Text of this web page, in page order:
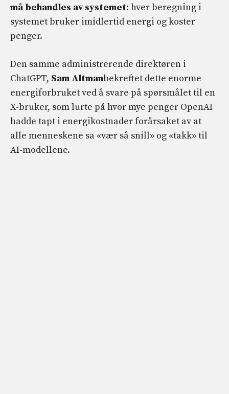
må behandles av systemet: hver beregning i
systemet bruker imidlertid energi og koster
penger.
Den samme administrerende direktøren i
ChatGPT, Sam Altmanbekreftet dette enorme
energiforbruket ved å svare på spørsmålet til en
X-bruker, som lurte på hvor mye penger OpenAI
hadde tapt i energikostnader forårsaket av at
alle menneskene sa «vær så snill» og «takk» til
AI-modellene.